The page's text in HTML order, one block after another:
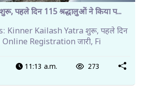
शुरू, पहले दिन 115 श्रद्धालुओं ने किया प...
Kinner Kailash Yatra शुरू, पहले दिन
Online Registration जारी, Fi
11:13 a.m. 273